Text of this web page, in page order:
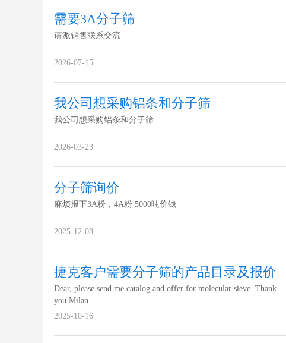
需要3A分子筛
请派销售联系交流
2026-07-15
我公司想采购铝条和分子筛
我公司想采购铝条和分子筛
2026-03-23
分子筛询价
麻烦报下3A粉，4A粉 5000吨价钱
2025-12-08
捷克客户需要分子筛的产品目录及报价
Dear, please send me catalog and offer for molecular sieve. Thank
you Milan
2025-10-16